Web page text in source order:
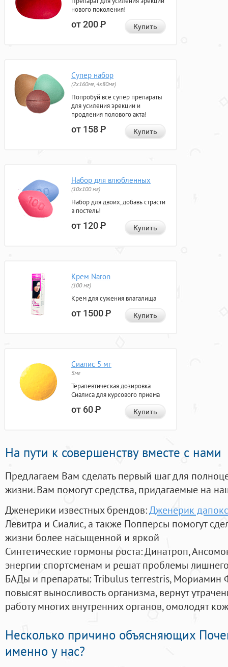
нового поколения!
от 200Р Купить
Супер набор
(2х160мг, 4х80мг)
Попробуй все супер препараты
для усиления эрекции и
продления полового акта!
от 158Р Купить
Набор для влюбленных
(10х100 мг)
Набор для двоих, добавь страсти
в постель!
от 120Р Купить
Крем Naron
(100 мг)
Крем для сужения влагалища
от 1500Р Купить
Сиалис 5 мг
5мг
Терапевтическая дозировка
Сиалиса для курсового приема
от 60Р Купить
На пути к совершенству вместе с нами
Предлагаем Вам сделать первый шаг для
жизни. Вам помогут средства, придагаемые на
Дженерики известных брендов:Дженерик
Левитра и Сиалис, а также Попперсы помогут
жизни более насыщенной и яркой
Синтетические гормоны роста: Динатроп,
энергии спортсменам и решат проблемы
БАДы и препараты:Tribulus terrestris, Мориамин
повысят выносливость организма, вернут
работу многих внутренних органов, омолодят
Несколько причино объясняющих
именно у нас?